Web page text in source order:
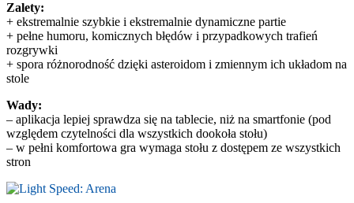
Zalety:
+ ekstremalnie szybkie i ekstremalnie dynamiczne partie
+ pełne humoru, komicznych błędów i przypadkowych trafień
rozgrywki
+ spora różnorodność dzięki asteroidom i zmiennym ich układom na
stole
Wady:
– aplikacja lepiej sprawdza się na tablecie, niż na smartfonie (pod
względem czytelności dla wszystkich dookoła stołu)
– w pełni komfortowa gra wymaga stołu z dostępem ze wszystkich
stron